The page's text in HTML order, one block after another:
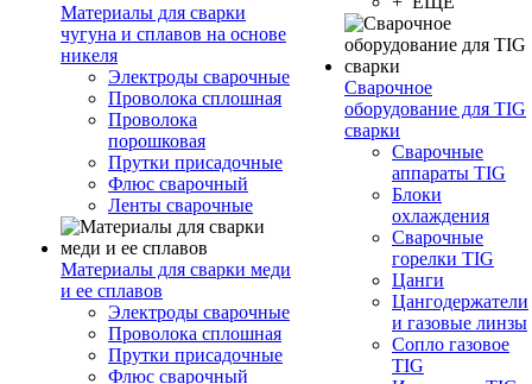
Материалы для сварки
чугуна и сплавов на основе
никеля
Электроды сварочные
Проволока сплошная
Проволока
порошковая
Прутки присадочные
Флюс сварочный
Ленты сварочные
Материалы для сварки меди
и ее сплавов
Электроды сварочные
Проволока сплошная
Прутки присадочные
Флюс сварочный
Сварочное
оборудование для TIG
сварки
Сварочные
аппараты TIG
Блоки
охлаждения
Сварочные
горелки TIG
Цанги
Цангодержатели
и газовые линзы
Сопло газовое
TIG